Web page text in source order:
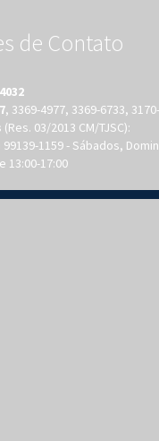
de Contato
, 3369-4977, 3369-6733,
(Res. 03/2013 CM/TJSC):
99139-1159 - Sábados,
13:00-17:00